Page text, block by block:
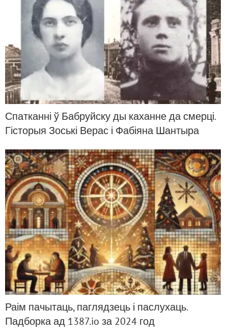
Спатканні ў Бабруйску ды каханне да смерці.
Гісторыя Зоські Верас і Фабіяна Шантыра
Раім пачытаць, паглядзець і паслухаць.
Падборка ад 1387.io за 2024 год